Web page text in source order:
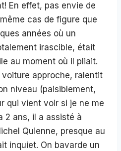
En effet, pas envie de
cas de figure que
années où un
irascible, était
au moment où il pliait.
approche, ralentit
niveau (paisiblement,
qui vient voir si je ne me
2 ans, il a assisté à
Quienne, presque au
inquiet. On bavarde un